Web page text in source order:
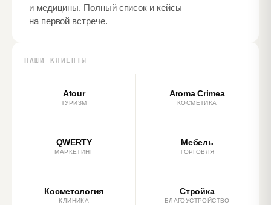
и медицины. Полный список и кейсы —
на первой встрече.
НАШИ КЛИЕНТЫ
Atour
ТУРИЗМ
Aroma Crimea
КОСМЕТИКА
QWERTY
МАРКЕТИНГ
Мебель
ТОРГОВЛЯ
Косметология
КЛИНИКА
Стройка
БЛАГОУСТРОЙСТВО